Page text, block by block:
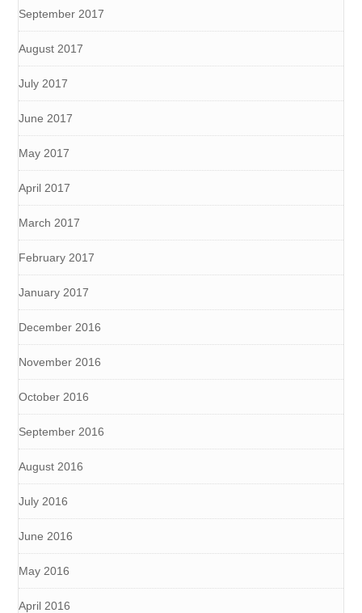
September 2017
August 2017
July 2017
June 2017
May 2017
April 2017
March 2017
February 2017
January 2017
December 2016
November 2016
October 2016
September 2016
August 2016
July 2016
June 2016
May 2016
April 2016